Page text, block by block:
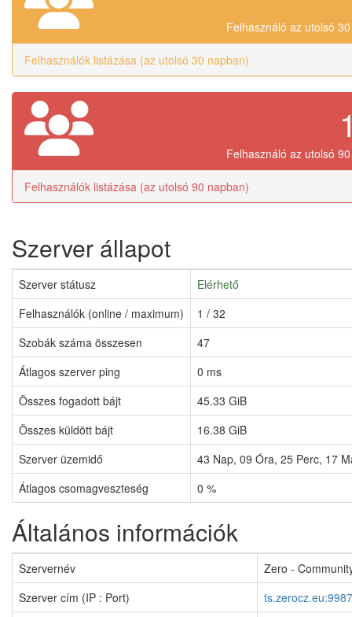
Felhasználó az utolsó
Felhasználók listázása (az utolsó 30 napban)
Felhasználó az utolsó
Felhasználók listázása (az utolsó 90 napban)
Szerver állapot
Szerver státusz
Elérhető
Felhasználók (online / maximum)
1 / 32
Szobák száma összesen
47
Átlagos szerver ping
0 ms
Összes fogadott bájt
45.33 GiB
Összes küldött bájt
16.38 GiB
Szerver üzemidő
43 Nap, 09 Óra, 25 Perc, 17
Átlagos csomagveszteség
0 %
Általános információk
Szervernév
Zero -
Szerver cím (IP : Port)
ts.zerocz.eu:9987